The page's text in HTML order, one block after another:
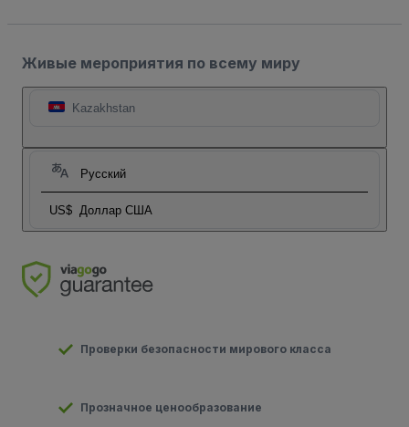
Живые мероприятия по всему миру
Kazakhstan
Русский
US$ Доллар США
Проверки безопасности мирового класса
Прозначное ценообразование